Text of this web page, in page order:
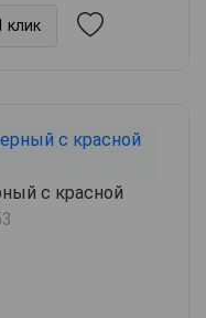
клик
с красной